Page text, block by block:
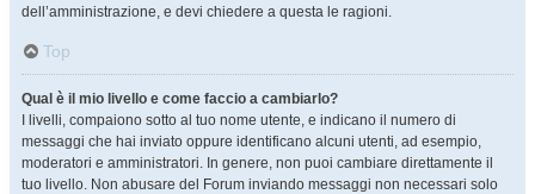
dell’amministrazione, e devi chiedere a questa le ragioni.
Top
Qual è il mio livello e come faccio a cambiarlo?
I livelli, compaiono sotto al tuo nome utente, e indicano il numero di
messaggi che hai inviato oppure identificano alcuni utenti, ad esempio,
moderatori e amministratori. In genere, non puoi cambiare direttamente il
tuo livello. Non abusare del Forum inviando messaggi non necessari solo